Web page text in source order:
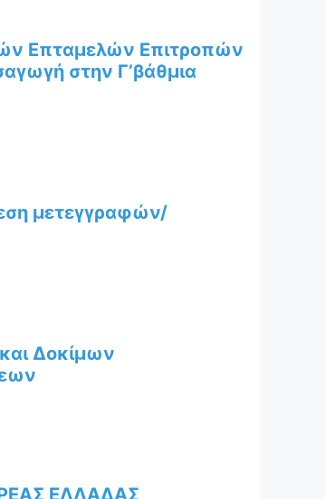
Επταμελών Επιτροπών
στην Γ’βάθμια
μετεγγραφών/
Δοκίμων
ΕΛΛΑΔΑΣ